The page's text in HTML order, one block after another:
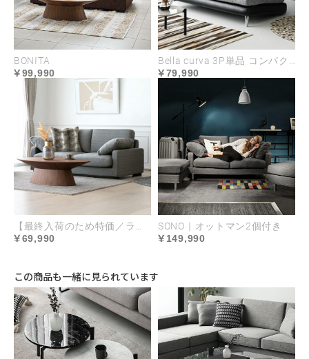
普通
沈み込みと弾力のバランスに優れた座り心地
腕を預けやすい高さ、小物を置きやすい幅に計算さ
れたアームレスト。また、ふっくらと包み込むよう
ゼーションの質を高めるこだわりが細部に宿されて
います。
BONITA
99,990
Bella curva 3P単品 コンパクト／レギュラー／ラージ
79,990
【最終入荷のため特価／ラスト1台】Miulu
69,990
SONO｜オットマン2個付き
149,990
この商品も一緒に見られています